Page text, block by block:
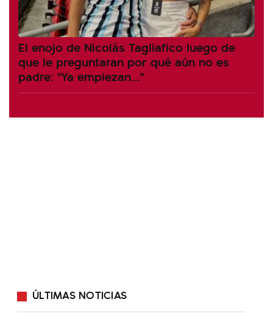
El enojo de Nicolás Tagliafico luego de
que le preguntaran por qué aún no es
padre: "Ya empiezan..."
ÚLTIMAS NOTICIAS